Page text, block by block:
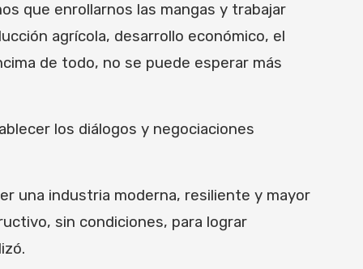
que enrollarnos las mangas y trabajar
agrícola, desarrollo económico, el
de todo, no se puede esperar más
los diálogos y negociaciones
una industria moderna, resiliente y mayor
sin condiciones, para lograr